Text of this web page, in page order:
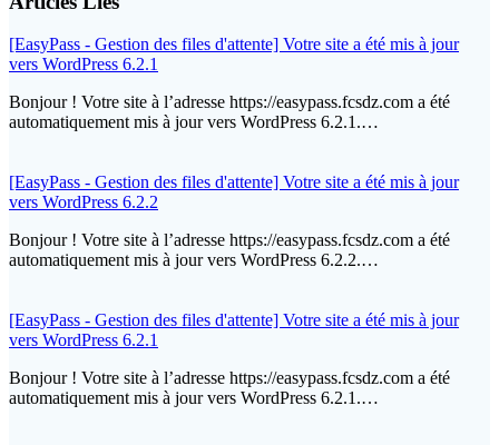
[EasyPass - Gestion des files d'attente] Votre site a été mis à jour
vers WordPress 6.2.1
Bonjour ! Votre site à l’adresse https://easypass.fcsdz.com a été
automatiquement mis à jour vers WordPress 6.2.1.…
[EasyPass - Gestion des files d'attente] Votre site a été mis à jour
vers WordPress 6.2.2
Bonjour ! Votre site à l’adresse https://easypass.fcsdz.com a été
automatiquement mis à jour vers WordPress 6.2.2.…
[EasyPass - Gestion des files d'attente] Votre site a été mis à jour
vers WordPress 6.2.1
Bonjour ! Votre site à l’adresse https://easypass.fcsdz.com a été
automatiquement mis à jour vers WordPress 6.2.1.…